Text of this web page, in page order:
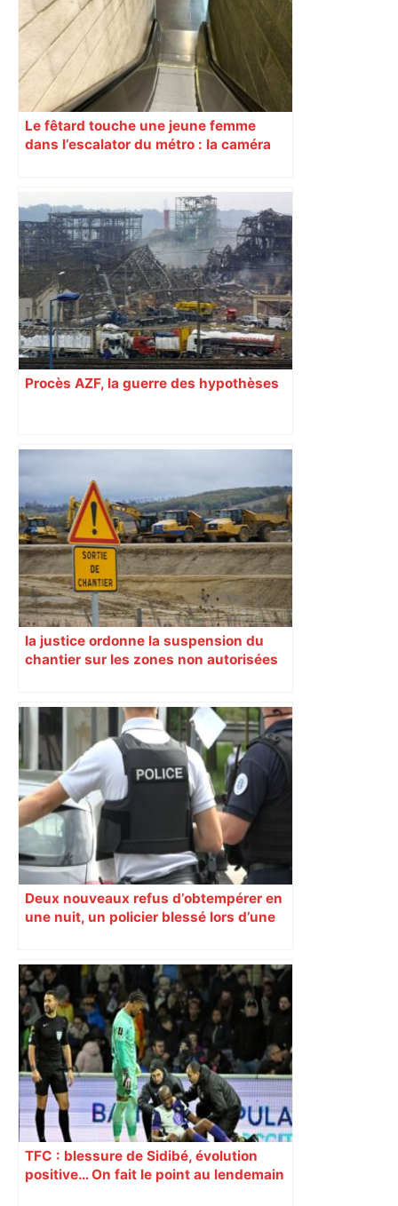
Le fêtard touche une jeune femme
dans l’escalator du métro : la caméra
Procès AZF, la guerre des hypothèses
la justice ordonne la suspension du
chantier sur les zones non autorisées
Deux nouveaux refus d’obtempérer en
une nuit, un policier blessé lors d’une
TFC : blessure de Sidibé, évolution
positive… On fait le point au lendemain